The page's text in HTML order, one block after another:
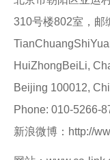
310号楼802室，邮
HuiZhongBeiLi,
Beijing 100012,
Phone: 010-5266-
新浪微博：http://